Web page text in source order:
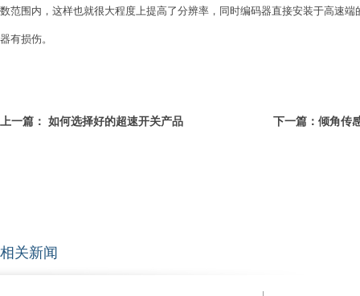
数范围内，这样也就很大程度上提高了分辨率，同时编码器直接安装于高速
器有损伤。
上一篇： 如何选择好的超速开关产品 下一篇： 倾角传
相关新闻